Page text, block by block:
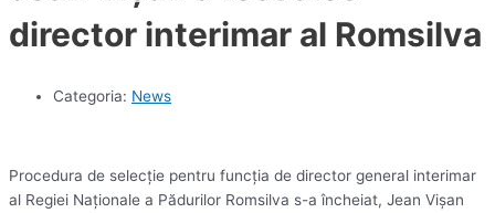
director interimar al Romsilva
Categoria: News
Procedura de selecţie pentru funcţia de director general interimar
al Regiei Naţionale a Pădurilor Romsilva s-a încheiat, Jean Vişan